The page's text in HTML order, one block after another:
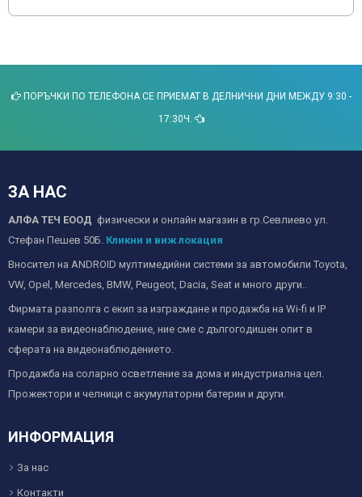
ПОРЪЧКИ ПО ТЕЛЕФОНА СЕ ПРИЕМАТ В ДЕЛНИЧНИ ДНИ МЕЖДУ 9:30 -
17:30Ч.
ЗА НАС
АЛФА ТЕЧ ЕООД физически и онлайн магазин в гр.Севлиево ул.
Стефан Пешев 50Б. Кликни и виж локация
Вносител на ANDROID мултимедийни системи за автомобили Toyota,
VW, Opel, Mercedes, BMW, Peugeot, Dacia, Seat и много други..
Фирмата разполга с екип за изграждане и продажба на Wi-fi и IP
камери за видеонаблюдение, ние сме с дългогодишен опит в
сферата на видеонаблюдението.
Продажба на соларно осветление за дома и индустриална цел.
Прожектори и челници с акумулаторни батерии и други.
ИНФОРМАЦИЯ
За нас
Контакти